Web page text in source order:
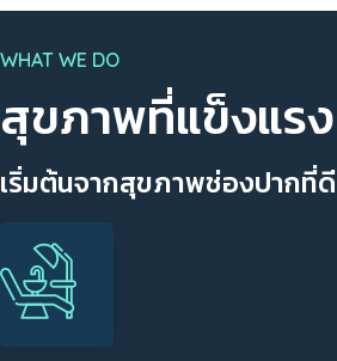
WHAT WE DO
สุขภาพที่แข็งแรง
เริ่มต้นจากสุขภาพช่องปากที่ดี